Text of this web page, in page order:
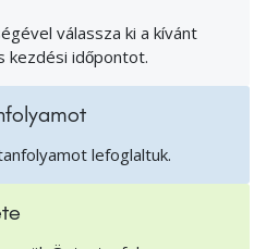
válassza ki a kívánt
kezdési időpontot.
lefoglaltuk.